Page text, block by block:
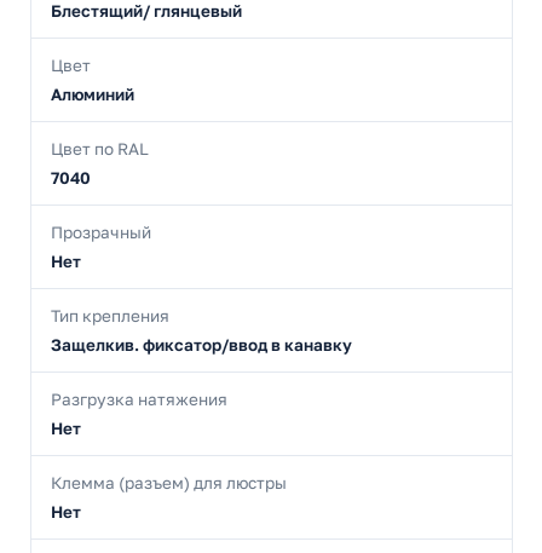
Блестящий/ глянцевый
Цвет
Алюминий
Цвет по RAL
7040
Прозрачный
Нет
Тип крепления
Защелкив. фиксатор/ввод в канавку
Разгрузка натяжения
Нет
Клемма (разъем) для люстры
Нет